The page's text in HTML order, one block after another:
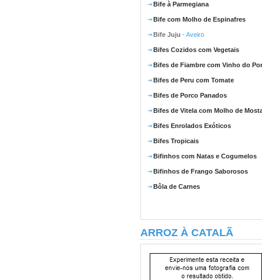
Bife à Parmegiana
Bife com Molho de Espinafres
Bife Juju - Aveiro
Bifes Cozidos com Vegetais
Bifes de Fiambre com Vinho do
Bifes de Peru com Tomate
Bifes de Porco Panados
Bifes de Vitela com Molho de
Bifes Enrolados Exóticos
Bifes Tropicais
Bifinhos com Natas e Cogumelos
Bifinhos de Frango Saborosos
Bôla de Carnes
ARROZ À CATALÃ